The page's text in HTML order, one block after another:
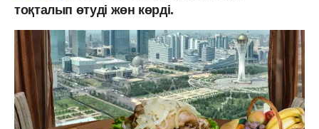
тоқталып өтуді жөн көрді.